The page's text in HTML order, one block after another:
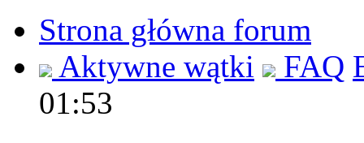
Strona główna forum
Aktywne wątki
FAQ
01:53